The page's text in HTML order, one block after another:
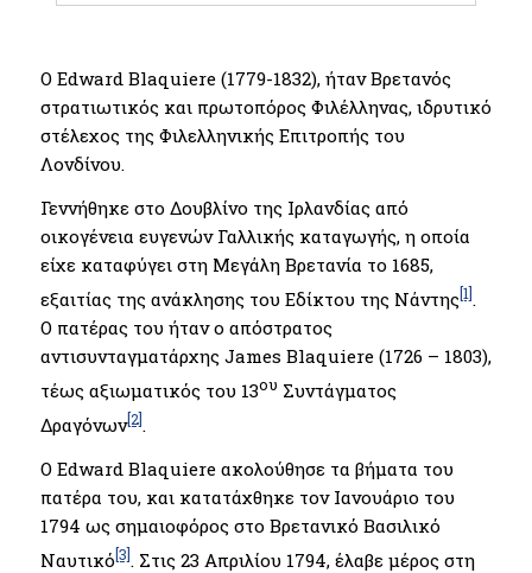
Ο Edward Blaquiere (1779-1832), ήταν Βρετανός
στρατιωτικός και πρωτοπόρος Φιλέλληνας, ιδρυτικό
στέλεχος της Φιλελληνικής Επιτροπής του
Λονδίνου.
Γεννήθηκε στο Δουβλίνο της Ιρλανδίας από
οικογένεια ευγενών Γαλλικής καταγωγής, η οποία
είχε καταφύγει στη Μεγάλη Βρετανία το 1685,
εξαιτίας της ανάκλησης του Εδίκτου της Νάντης[1].
Ο πατέρας του ήταν ο απόστρατος
αντισυνταγματάρχης James Blaquiere (1726 – 1803),
τέως αξιωματικός του 13ου Συντάγματος
Δραγόνων[2].
Ο Edward Blaquiere ακολούθησε τα βήματα του
πατέρα του, και κατατάχθηκε τον Ιανουάριο του
1794 ως σημαιοφόρος στο Βρετανικό Βασιλικό
Ναυτικό[3]. Στις 23 Απριλίου 1794, έλαβε μέρος στη